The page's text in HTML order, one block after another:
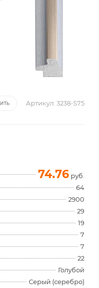
Артикул: 3238-S75
74.76 руб.
64
2900
29
19
7
7
22
Голубой
Серый (серебро)